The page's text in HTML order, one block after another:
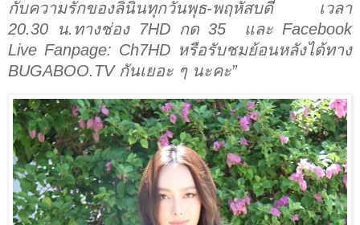
กับความรักของลินินทุกวันพุธ-พฤหัสบดี เวลา
20.30 น.ทางช่อง 7HD กด35 และ Facebook
Live Fanpage: Ch7HD หรือรับชมย้อนหลังได้ทาง
BUGABOO.TV กันเยอะ ๆ นะคะ”